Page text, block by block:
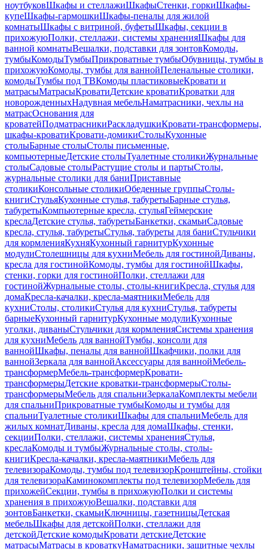
ноутбуковШкафы и стеллажиШкафыСтенки, горкиШкафы-
купеШкафы-гармошкиШкафы-пеналы для жилой
комнатыШкафы с витриной, буфетыШкафы, секции в
прихожуюПолки, стеллажи, системы храненияШкафы для
ванной комнатыВешалки, подставки для зонтовКомоды,
тумбыКомодыТумбыПрикроватные тумбыОбувницы, тумбы в
прихожуюКомоды, тумбы для ваннойПеленальные столики,
комодыТумбы под ТВКомоды пластиковыеКровати и
матрасыМатрасыКроватиДетские кроватиКроватки для
новорожденныхНадувная мебельНаматрасники, чехлы на
матрасОснования для
кроватейПодматрасникиРаскладушкиКровати-трансформеры,
шкафы-кроватиКровати-домикиСтолыКухонные
столыБарные столыСтолы письменные,
компьютерныеДетские столыТуалетные столикиЖурнальные
столыСадовые столыРастущие столы и партыСтолы,
журнальные столики для баниПриставные
столикиКонсольные столикиОбеденные группыСтолы-
книгиСтульяКухонные стулья, табуретыБарные стулья,
табуретыКомпьютерные кресла, стульяГеймерские
креслаДетские стулья, табуретыБанкетки, скамьиСадовые
кресла, стулья, табуретыСтулья, табуреты для баниСтульчики
для кормленияКухняКухонный гарнитурКухонные
модулиСтолешницы для кухниМебель для гостинойДиваны,
кресла для гостинойКомоды, тумбы для гостинойШкафы,
стенки, горки для гостинойПолки, стеллажи для
гостинойЖурнальные столы, столы-книгиКресла, стулья для
домаКресла-качалки, кресла-маятникиМебель для
кухниСтолы, столикиСтулья для кухниСтулья, табуреты
барныеКухонный гарнитурКухонные модулиКухонные
уголки, диваныСтульчики для кормленияСистемы хранения
для кухниМебель для ваннойТумбы, консоли для
ваннойШкафы, пеналы для ваннойШкафчики, полки для
ваннойЗеркала для ваннойАксессуары для ваннойМебель-
трансформерМебель-трансформерКровати-
трансформерыДетские кроватки-трансформерыСтолы-
трансформерыМебель для спальниЗеркалаКомплекты мебели
для спальниПрикроватные тумбыКомоды и тумбы для
спальниТуалетные столикиШкафы для спальниМебель для
жилых комнатДиваны, кресла для домаШкафы, стенки,
секцииПолки, стеллажи, системы храненияСтулья,
креслаКомоды и тумбыЖурнальные столы, столы-
книгиКресла-качалки, кресла-маятникиМебель для
телевизораКомоды, тумбы под телевизорКронштейны, стойки
для телевизораКаминокомплекты под телевизорМебель для
прихожейСекции, тумбы в прихожуюПолки и системы
хранения в прихожуюВешалки, подставки для
зонтовБанкетки, скамьиКлючницы, газетницыДетская
мебельШкафы для детскойПолки, стеллажи для
детскойДетские комодыКровати детскиеДетские
матрасыМатрасы в кроваткуНаматрасники, защитные чехлы